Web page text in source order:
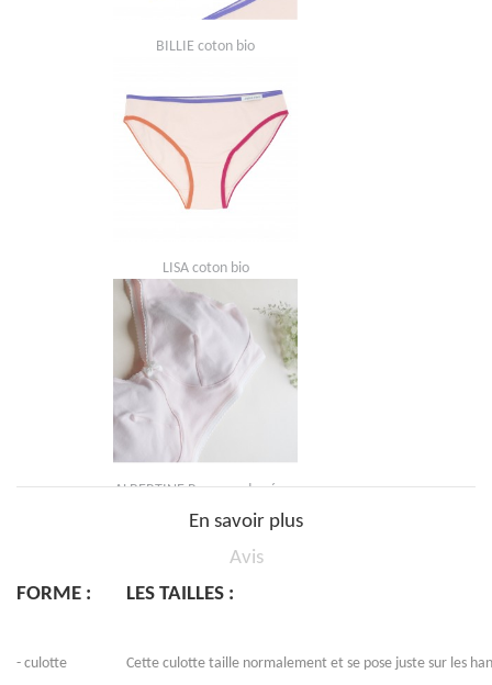
BILLIE coton bio
LISA coton bio
ALBERTINE Rose poudre-écru
En savoir plus
Avis
FORME :
- culotte
LES TAILLES :
Cette culotte taille normalement et se pose juste sur les